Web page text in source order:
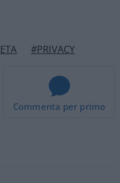
#PRIVACY
Commenta per primo